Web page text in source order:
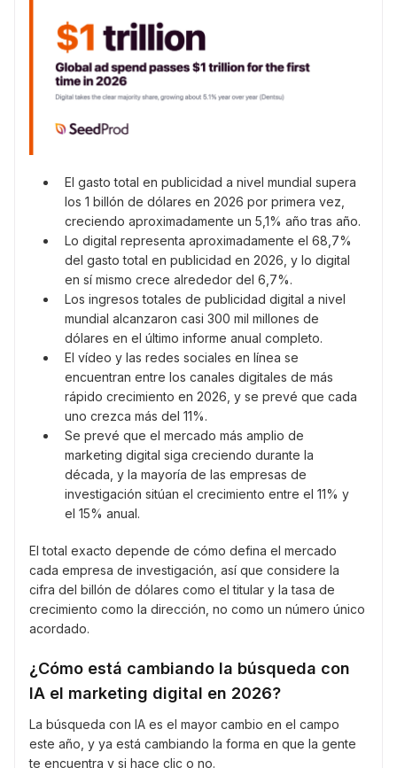
El gasto total en publicidad a nivel mundial supera
los 1 billón de dólares en 2026 por primera vez,
creciendo aproximadamente un 5,1% año tras año.
Lo digital representa aproximadamente el 68,7%
del gasto total en publicidad en 2026, y lo digital
en sí mismo crece alrededor del 6,7%.
Los ingresos totales de publicidad digital a nivel
mundial alcanzaron casi 300 mil millones de
dólares en el último informe anual completo.
El vídeo y las redes sociales en línea se
encuentran entre los canales digitales de más
rápido crecimiento en 2026, y se prevé que cada
uno crezca más del 11%.
Se prevé que el mercado más amplio de
marketing digital siga creciendo durante la
década, y la mayoría de las empresas de
investigación sitúan el crecimiento entre el 11% y
el 15% anual.
El total exacto depende de cómo defina el mercado
cada empresa de investigación, así que considere la
cifra del billón de dólares como el titular y la tasa de
crecimiento como la dirección, no como un número único
acordado.
¿Cómo está cambiando la búsqueda con
IA el marketing digital en 2026?
La búsqueda con IA es el mayor cambio en el campo
este año, y ya está cambiando la forma en que la gente
te encuentra y si hace clic o no.